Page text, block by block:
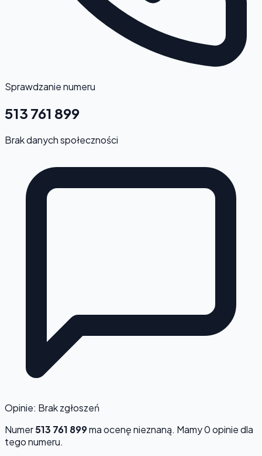
Sprawdzanie numeru
513 761 899
Brak danych społeczności
Opinie: Brak zgłoszeń
Numer513 761 899ma ocenęnieznaną. Mamy 0 opinie dla
tego numeru.